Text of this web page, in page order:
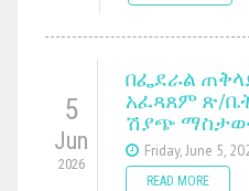
5
Jun
2026
በፌደራል
አፈጻጸም ጽ/
ሽያጭ
Friday, June 5,
READ MORE